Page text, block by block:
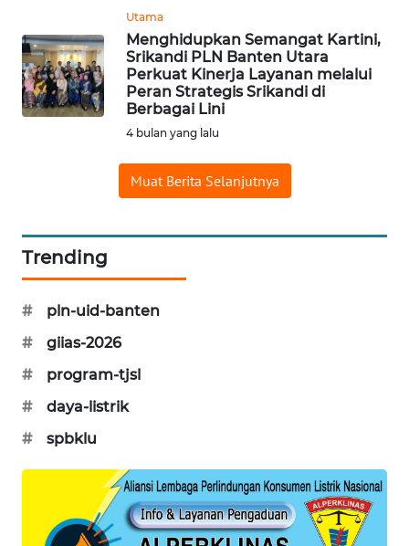
Utama
Menghidupkan Semangat Kartini,
Srikandi PLN Banten Utara
Perkuat Kinerja Layanan melalui
Peran Strategis Srikandi di
Berbagai Lini
4 bulan yang lalu
Muat Berita Selanjutnya
Trending
#
pln-uid-banten
#
giias-2026
#
program-tjsl
#
daya-listrik
#
spbklu
WAHANANEWS
CO ID
WAHANANEWS
UMKM
WAHANA
WAHANA
PERSONA
WAHANA
OTOMOTIF
WAHANA
HEALTH